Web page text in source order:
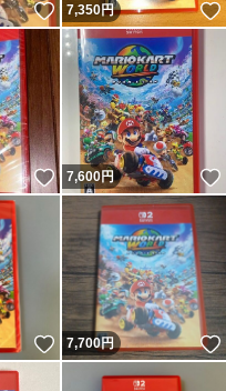
いいね！
7,350円
いいね！
7,600円
いいね！
7,700円